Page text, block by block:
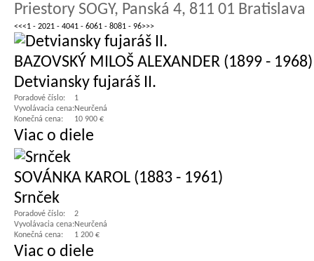
Priestory SOGY, Panská 4, 811 01 Bratislava
<<<1 - 2021 - 4041 - 6061 - 8081 - 96>>>
BAZOVSKÝ MILOŠ ALEXANDER (1899 - 1968)
Detviansky fujaráš II.
Poradové číslo:
1
Vyvolávacia cena:Neurčená
Konečná cena:
10 900 €
Viac o diele
SOVÁNKA KAROL (1883 - 1961)
Srnček
Poradové číslo:
2
Vyvolávacia cena:Neurčená
Konečná cena:
1 200 €
Viac o diele